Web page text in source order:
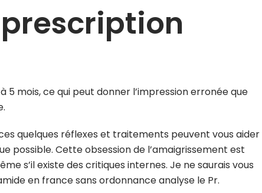
mois, ce qui peut donner l’impression erronée que
quelques réflexes et traitements peuvent vous aider
possible. Cette obsession de l’amaigrissement est
s’il existe des critiques internes. Je ne saurais vous
en france sans ordonnance analyse le Pr.